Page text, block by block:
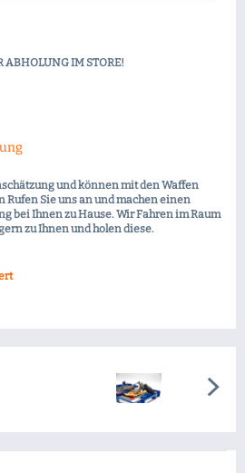
IM STORE!
und können mit den Waffen
Rufen Sie uns an und machen einen
bei Ihnen zu Hause. Wir Fahren im Raum
zu Ihnen und holen diese.